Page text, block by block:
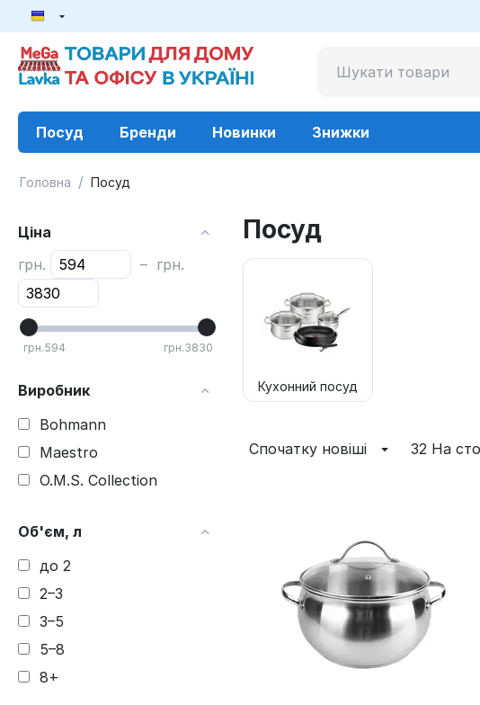
Посуд Бренди Новинки Знижки
Головна / Посуд
Ціна
грн.
– грн.
грн.594 грн.3830
Виробник
Bohmann
Maestro
O.M.S. Collection
Об'єм, л
до 2
2–3
3–5
5–8
8+
Посуд
Кухонний посуд
Спочатку новіші 32 На